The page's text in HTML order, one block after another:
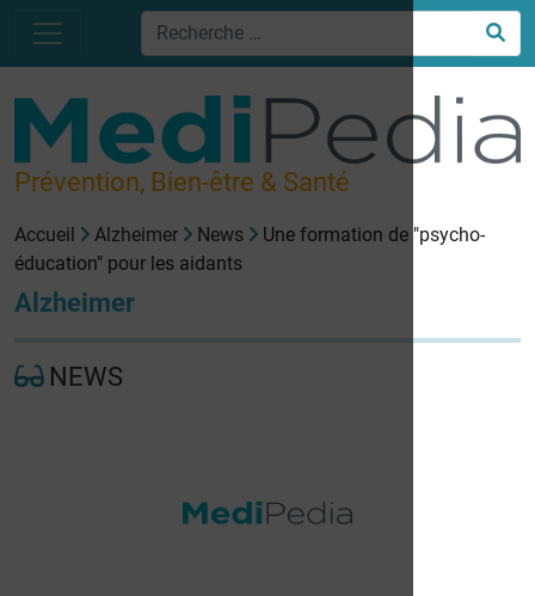
Prévention, Bien-être & Santé
Accueil Alzheimer News
Une formation de "psycho-
éducation" pour les aidants
Alzheimer
NEWS